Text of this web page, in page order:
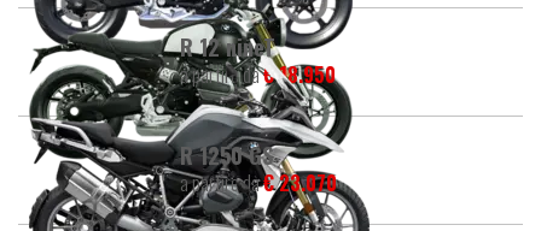
R 12 nineT
a partire da€ 18.950
R 1250 GS
a partire da€ 23.070